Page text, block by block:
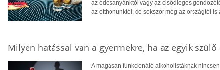
az édesanyánktól vagy az elsődleges
az otthonunktól, de sokszor még az országtól is
Milyen hatással van a gyermekre, ha az egyik
A magasan funkcionáló alkoholistáknak